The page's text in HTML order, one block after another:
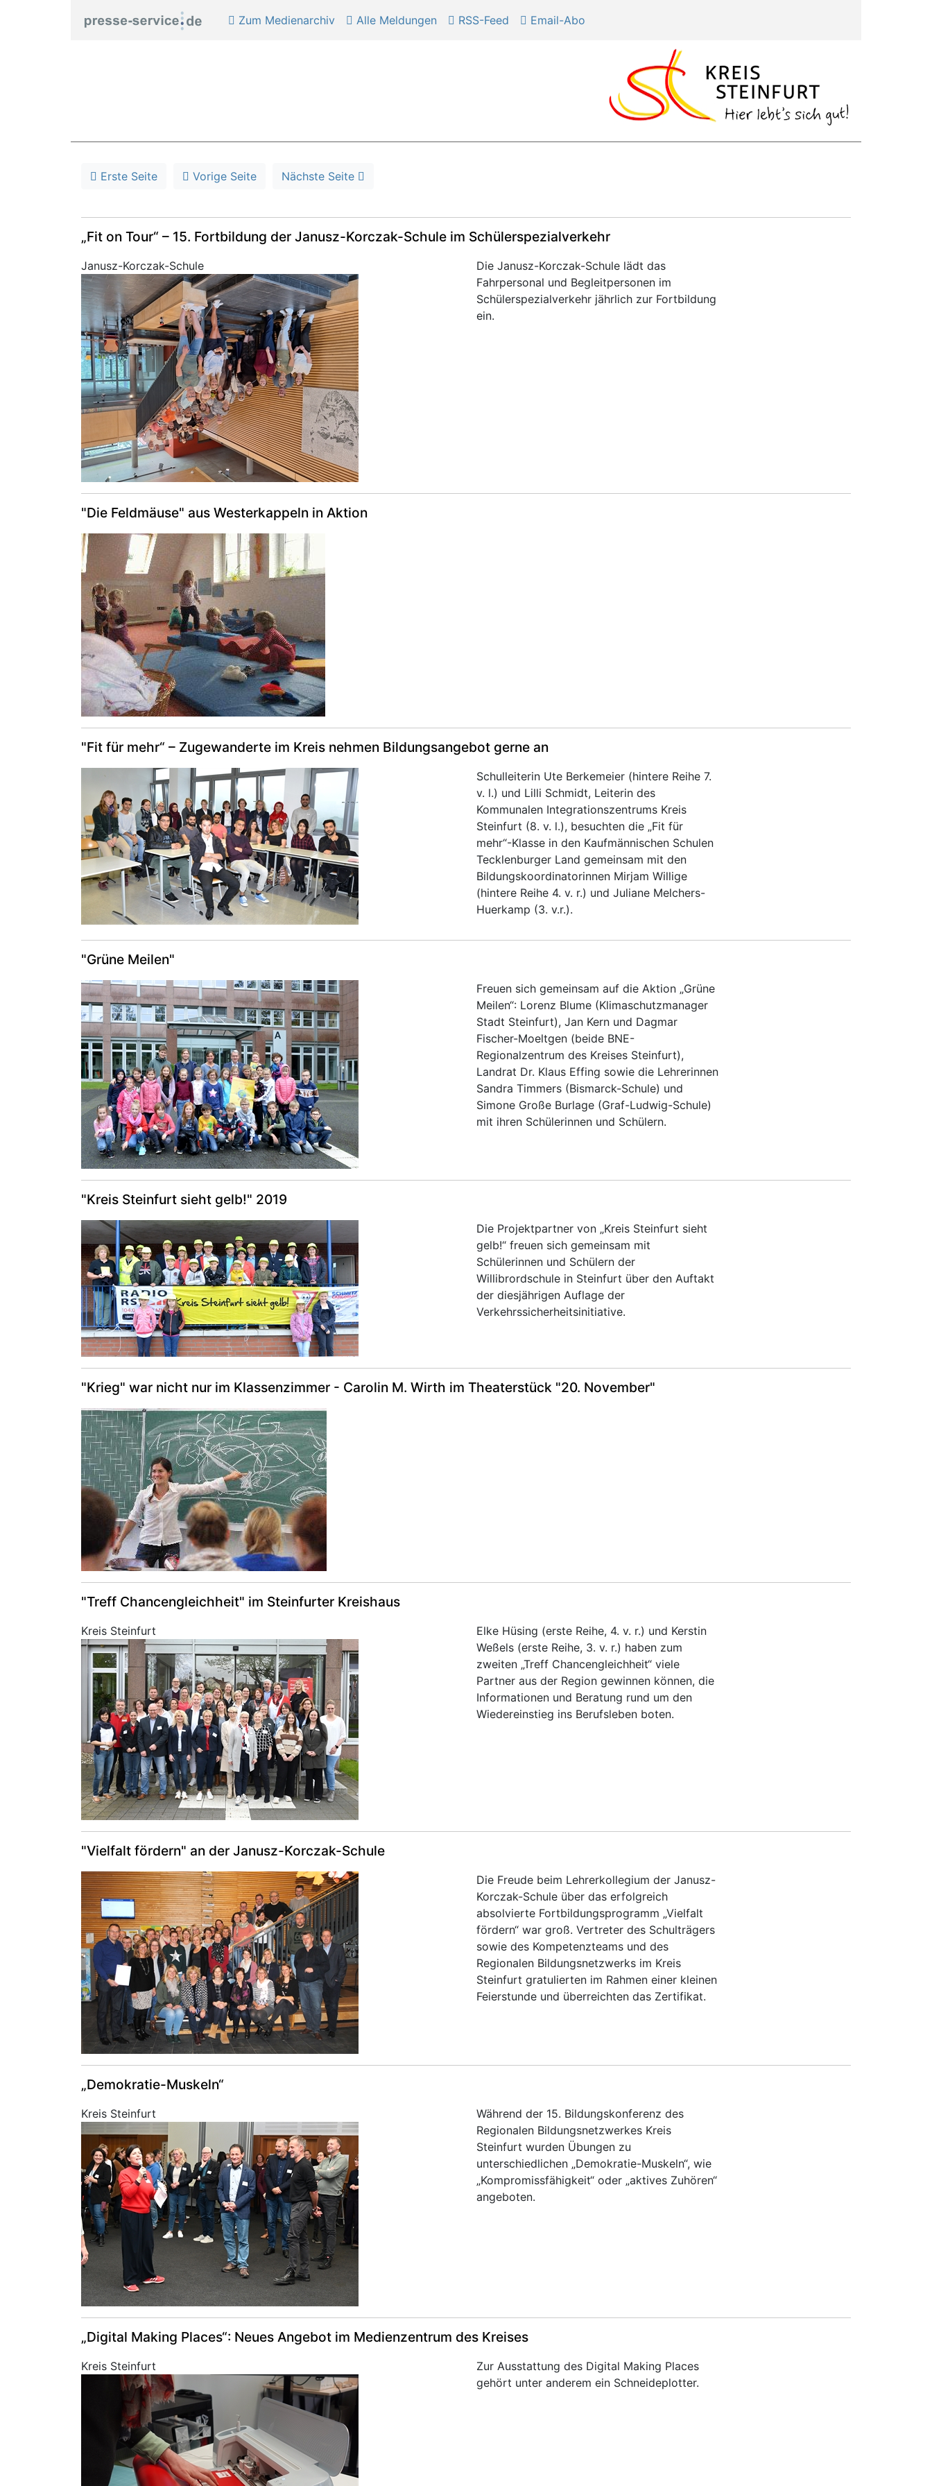
Zum Medienarchiv Alle Meldungen RSS-Feed Email-Abo
Erste Seite Vorige Seite Nächste Seite
„Fit on Tour“ – 15. Fortbildung der Janusz-Korczak-Schule im Schülerspezialverkehr
Janusz-Korczak-Schule
Die Janusz-Korczak-Schule lädt das
Fahrpersonal und Begleitpersonen im
Schülerspezialverkehr jährlich zur Fortbildung
ein.
"Die Feldmäuse" aus Westerkappeln in Aktion
"Fit für mehr“ – Zugewanderte im Kreis nehmen Bildungsangebot gerne an
Schulleiterin Ute Berkemeier (hintere Reihe 7.
v. l.) und Lilli Schmidt, Leiterin des
Kommunalen Integrationszentrums Kreis
Steinfurt (8. v. l.), besuchten die „Fit für
mehr“-Klasse in den Kaufmännischen Schulen
Tecklenburger Land gemeinsam mit den
Bildungskoordinatorinnen Mirjam Willige
(hintere Reihe 4. v. r.) und Juliane Melchers-
Huerkamp (3. v.r.).
"Grüne Meilen"
Freuen sich gemeinsam auf die Aktion „Grüne
Meilen“: Lorenz Blume (Klimaschutzmanager
Stadt Steinfurt), Jan Kern und Dagmar
Fischer-Moeltgen (beide BNE-
Regionalzentrum des Kreises Steinfurt),
Landrat Dr. Klaus Effing sowie die Lehrerinnen
Sandra Timmers (Bismarck-Schule) und
Simone Große Burlage (Graf-Ludwig-Schule)
mit ihren Schülerinnen und Schülern.
"Kreis Steinfurt sieht gelb!" 2019
Die Projektpartner von „Kreis Steinfurt sieht
gelb!“ freuen sich gemeinsam mit
Schülerinnen und Schülern der
Willibrordschule in Steinfurt über den Auftakt
der diesjährigen Auflage der
Verkehrssicherheitsinitiative.
"Krieg" war nicht nur im Klassenzimmer - Carolin M. Wirth im Theaterstück "20. November"
"Treff Chancengleichheit" im Steinfurter Kreishaus
Kreis Steinfurt
Elke Hüsing (erste Reihe, 4. v. r.) und Kerstin
Weßels (erste Reihe, 3. v. r.) haben zum
zweiten „Treff Chancengleichheit“ viele
Partner aus der Region gewinnen können, die
Informationen und Beratung rund um den
Wiedereinstieg ins Berufsleben boten.
"Vielfalt fördern" an der Janusz-Korczak-Schule
Die Freude beim Lehrerkollegium der Janusz-
Korczak-Schule über das erfolgreich
absolvierte Fortbildungsprogramm „Vielfalt
fördern“ war groß. Vertreter des Schulträgers
sowie des Kompetenzteams und des
Regionalen Bildungsnetzwerks im Kreis
Steinfurt gratulierten im Rahmen einer kleinen
Feierstunde und überreichten das Zertifikat.
„Demokratie-Muskeln“
Kreis Steinfurt
Während der 15. Bildungskonferenz des
Regionalen Bildungsnetzwerkes Kreis
Steinfurt wurden Übungen zu
unterschiedlichen „Demokratie-Muskeln“, wie
„Kompromissfähigkeit“ oder „aktives Zuhören“
angeboten.
„Digital Making Places“: Neues Angebot im Medienzentrum des Kreises
Kreis Steinfurt
Zur Ausstattung des Digital Making Places
gehört unter anderem ein Schneideplotter.